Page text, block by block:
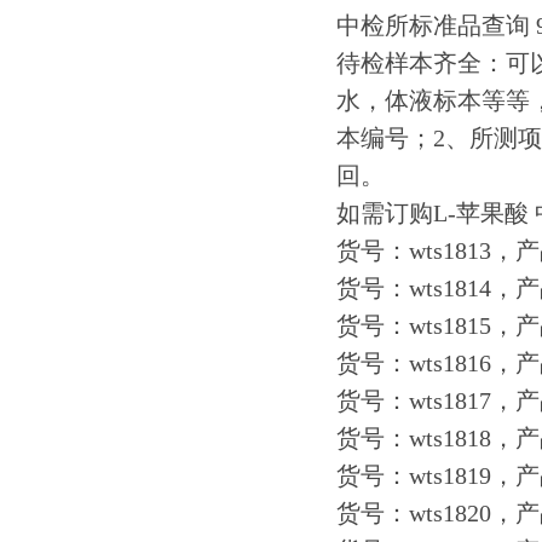
中检所标准品查询
待检样本齐全：可
水，体液标本等等
本编号；2、所测
回。
如需订购L-苹果酸
货号：wts1813，
货号：wts1814，
货号：wts1815，
货号：wts1816，
货号：wts1817，
货号：wts1818，
货号：wts1819，
货号：wts1820，